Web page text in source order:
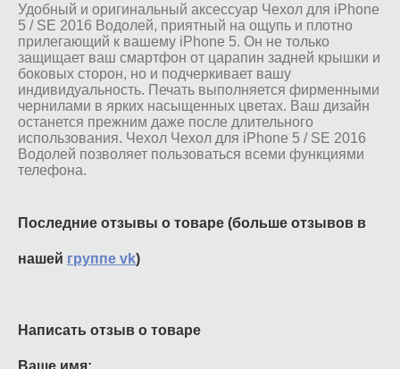
Удобный и оригинальный аксессуар Чехол для iPhone
5 / SE 2016 Водолей, приятный на ощупь и плотно
прилегающий к вашему iPhone 5. Он не только
защищает ваш смартфон от царапин задней крышки и
боковых сторон, но и подчеркивает вашу
индивидуальность. Печать выполняется фирменными
чернилами в ярких насыщенных цветах. Ваш дизайн
останется прежним даже после длительного
использования. Чехол Чехол для iPhone 5 / SE 2016
Водолей позволяет пользоваться всеми функциями
телефона.
Последние отзывы о товаре (больше отзывов в
нашей группе vk)
Написать отзыв о товаре
Ваше имя: